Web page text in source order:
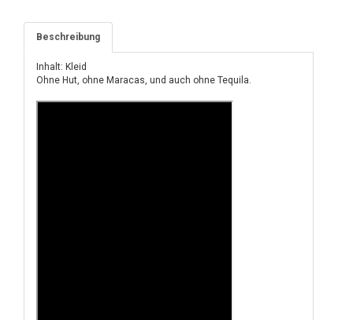
Beschreibung
Inhalt: Kleid
Ohne Hut, ohne Maracas, und auch ohne Tequila.